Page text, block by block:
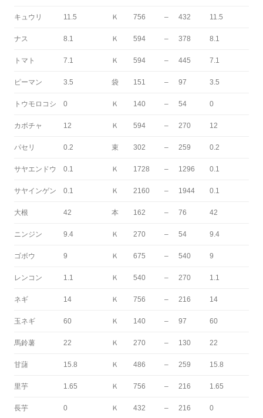
キュウリ 11.5 Ｋ 756 – 432 11.5
ナス 8.1 Ｋ 594 – 378 8.1
トマト 7.1 Ｋ 594 – 445 7.1
ピーマン 3.5 袋 151 – 97 3.5
トウモロコシ 0 Ｋ 140 – 54 0
カボチャ 12 Ｋ 594 – 270 12
パセリ 0.2 束 302 – 259 0.2
サヤエンドウ 0.1 Ｋ 1728 – 1296 0.1
サヤインゲン 0.1 Ｋ 2160 – 1944 0.1
大根 42 本 162 – 76 42
ニンジン 9.4 Ｋ 270 – 54 9.4
ゴボウ 9 Ｋ 675 – 540 9
レンコン 1.1 Ｋ 540 – 270 1.1
ネギ 14 Ｋ 756 – 216 14
玉ネギ 60 Ｋ 140 – 97 60
馬鈴薯 22 Ｋ 270 – 130 22
甘藷 15.8 Ｋ 486 – 259 15.8
里芋 1.65 Ｋ 756 – 216 1.65
長芋 0 Ｋ 432 – 216 0